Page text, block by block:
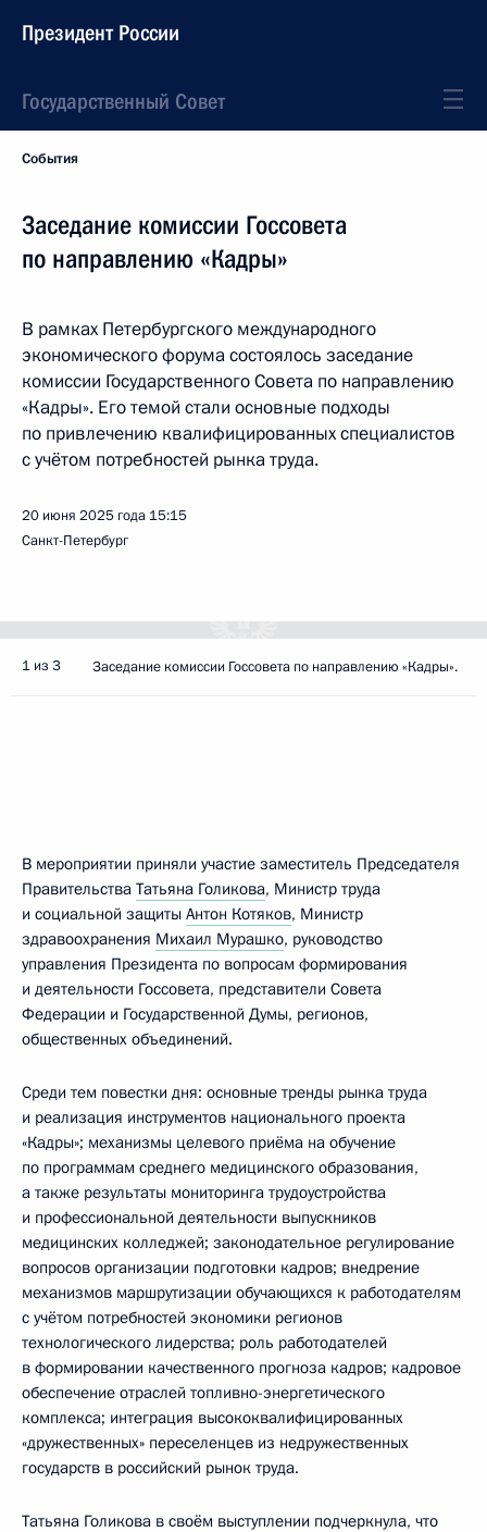
Президент России
Государственный Совет
События
Заседание комиссии Госсовета
по направлению «Кадры»
В рамках Петербургского международного
экономического форума состоялось заседание
комиссии Государственного Совета по направлению
«Кадры». Его темой стали основные подходы
по привлечению квалифицированных специалистов
с учётом потребностей рынка труда.
20 июня 2025 года 15:15
Санкт-Петербург
1 из 3 Заседание комиссии Госсовета по направлению «Кадры».
В мероприятии приняли участие заместитель Председателя
Правительства Татьяна Голикова, Министр труда
и социальной защиты Антон Котяков, Министр
здравоохранения Михаил Мурашко, руководство
управления Президента по вопросам формирования
и деятельности Госсовета, представители Совета
Федерации и Государственной Думы, регионов,
общественных объединений.
Среди тем повестки дня: основные тренды рынка труда
и реализация инструментов национального проекта
«Кадры»; механизмы целевого приёма на обучение
по программам среднего медицинского образования,
а также результаты мониторинга трудоустройства
и профессиональной деятельности выпускников
медицинских колледжей; законодательное регулирование
вопросов организации подготовки кадров; внедрение
механизмов маршрутизации обучающихся к работодателям
с учётом потребностей экономики регионов
технологического лидерства; роль работодателей
в формировании качественного прогноза кадров; кадровое
обеспечение отраслей топливно-энергетического
комплекса; интеграция высококвалифицированных
«дружественных» переселенцев из недружественных
государств в российский рынок труда.
Татьяна Голикова в своём выступлении подчеркнула, что